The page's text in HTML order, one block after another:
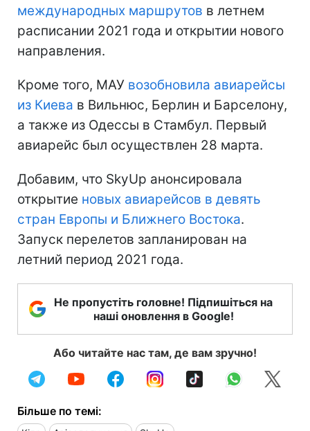
международных маршрутов в летнем
расписании 2021 года и открытии нового
направления.
Кроме того, МАУ возобновила авиарейсы
из Киева в Вильнюс, Берлин и Барселону,
а также из Одессы в Стамбул. Первый
авиарейс был осуществлен 28 марта.
Добавим, что SkyUp анонсировала
открытие новых авиарейсов в девять
стран Европы и Ближнего Востока.
Запуск перелетов запланирован на
летний период 2021 года.
Не пропустіть головне! Підпишіться на
наші оновлення в Google!
Або читайте нас там, де вам зручно!
Більше по темі: